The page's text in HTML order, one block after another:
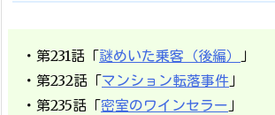
・第231話「謎めいた乗客（後編） 」
・第232話「マンション転落事件」
・第235話「密室のワインセラー」